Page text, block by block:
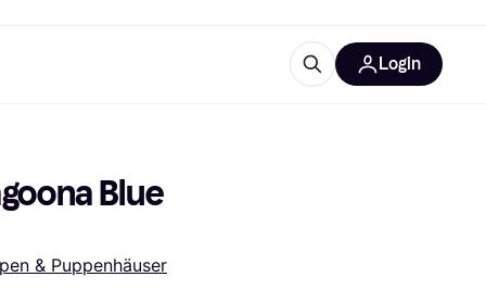
Login
Blue
& Puppenhäuser